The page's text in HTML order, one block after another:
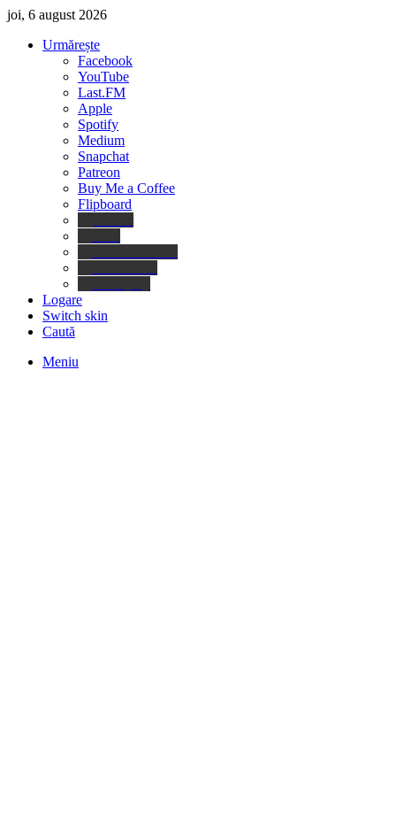
joi, 6 august 2026
Urmărește
Facebook
YouTube
Last.FM
Apple
Spotify
Medium
Snapchat
Patreon
Buy Me a Coffee
Flipboard
Logare
Switch skin
Caută
Meniu